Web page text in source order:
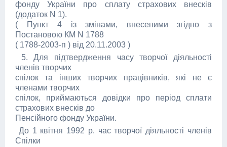
фонду України про сплату страхових внесків
(додаток N 1).
( Пункт 4 із змінами, внесеними згідно з
Постановою КМ N 1788
( 1788-2003-п ) від 20.11.2003 )
5. Для підтвердження часу творчої діяльності
членів творчих
спілок та інших творчих працівників, які не є
членами творчих
спілок, приймаються довідки про період сплати
страхових внесків до
Пенсійного фонду України.
До 1 квітня 1992 р. час творчої діяльності членів
Спілки